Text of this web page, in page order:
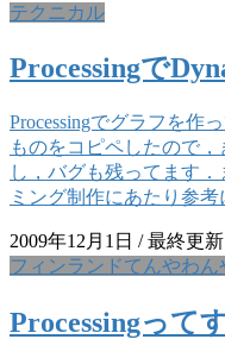
テクニカル
Processingで
Processingでグラフを作
ものをコピペしたので
し，バグも残ってます
ミング制作にあたり参
2009年12月1日 / 最終更
フィンランドてんやわん
Processingって